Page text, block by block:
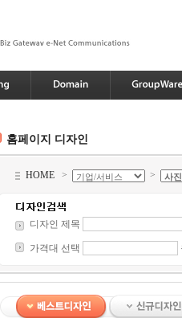
홈페이지 디자인
HOME > >
디자인 제목
가격대 선택